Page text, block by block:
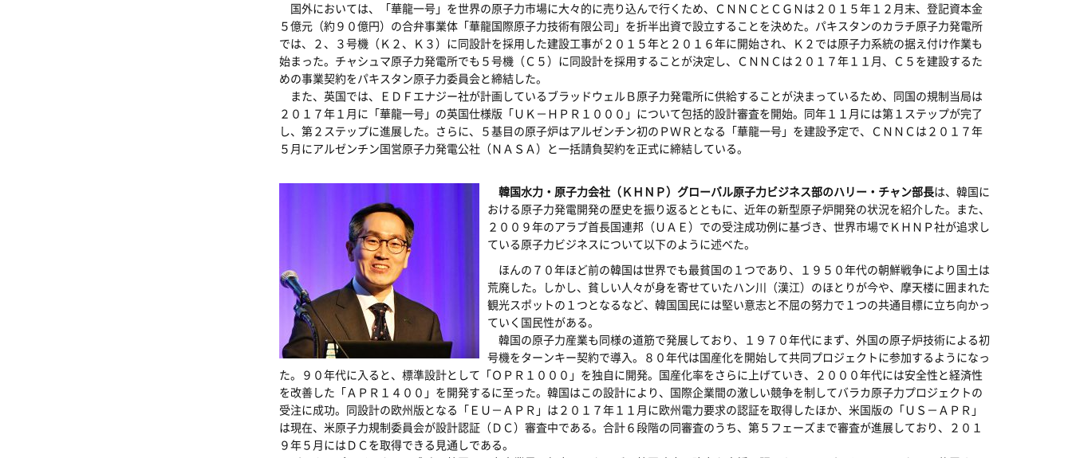
国外においては、「華龍一号」を世界の原子力市場に大々的に売り込んで行くため、ＣＮＮＣとＣＧＮは２０１５年１２月末、登記資本金
５億元（約９０億円）の合弁事業体「華龍国際原子力技術有限公司」を折半出資で設立することを決めた。パキスタンのカラチ原子力発電所
では、２、３号機（Ｋ２、Ｋ３）に同設計を採用した建設工事が２０１５年と２０１６年に開始され、Ｋ２では原子力系統の据え付け作業も
始まった。チャシュマ原子力発電所でも５号機（Ｃ５）に同設計を採用することが決定し、ＣＮＮＣは２０１７年１１月、Ｃ５を建設するた
めの事業契約をパキスタン原子力委員会と締結した。
また、英国では、ＥＤＦエナジー社が計画しているブラッドウェルＢ原子力発電所に供給することが決まっているため、同国の規制当局は
２０１７年１月に「華龍一号」の英国仕様版「ＵＫ－ＨＰＲ１０００」について包括的設計審査を開始。同年１１月には第１ステップが完了
し、第２ステップに進展した。さらに、５基目の原子炉はアルゼンチン初のＰＷＲとなる「華龍一号」を建設予定で、ＣＮＮＣは２０１７年
５月にアルゼンチン国営原子力発電公社（ＮＡＳＡ）と一括請負契約を正式に締結している。
韓国水力・原子力会社（ＫＨＮＰ）グローバル原子力ビジネス部のハリー・チャン部長は、韓国に
おける原子力発電開発の歴史を振り返るとともに、近年の新型原子炉開発の状況を紹介した。また、
２００９年のアラブ首長国連邦（ＵＡＥ）での受注成功例に基づき、世界市場でＫＨＮＰ社が追求し
ている原子力ビジネスについて以下のように述べた。
ほんの７０年ほど前の韓国は世界でも最貧国の１つであり、１９５０年代の朝鮮戦争により国土は
荒廃した。しかし、貧しい人々が身を寄せていたハン川（漢江）のほとりが今や、摩天楼に囲まれた
観光スポットの１つとなるなど、韓国国民には堅い意志と不屈の努力で１つの共通目標に立ち向かっ
ていく国民性がある。
韓国の原子力産業も同様の道筋で発展しており、１９７０年代にまず、外国の原子炉技術による初
号機をターンキー契約で導入。８０年代は国産化を開始して共同プロジェクトに参加するようになっ
た。９０年代に入ると、標準設計として「ＯＰＲ１０００」を独自に開発。国産化率をさらに上げていき、２０００年代には安全性と経済性
を改善した「ＡＰＲ１４００」を開発するに至った。韓国はこの設計により、国際企業間の激しい競争を制してバラカ原子力プロジェクトの
受注に成功。同設計の欧州版となる「ＥＵ－ＡＰＲ」は２０１７年１１月に欧州電力要求の認証を取得したほか、米国版の「ＵＳ－ＡＰＲ」
は現在、米原子力規制委員会が設計認証（ＤＣ）審査中である。合計６段階の同審査のうち、第５フェーズまで審査が進展しており、２０１
９年５月にはＤＣを取得できる見通しである。